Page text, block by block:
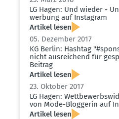
LG Hagen: Und wieder -
werbung auf Instagram
Artikel lesen
05. Dezember 2017
KG Berlin: Hashtag
nicht ausrei­chend für
Beitrag
Artikel lesen
23. Oktober 2017
LG Hagen:
von Mode-Bloggerin auf
Artikel lesen